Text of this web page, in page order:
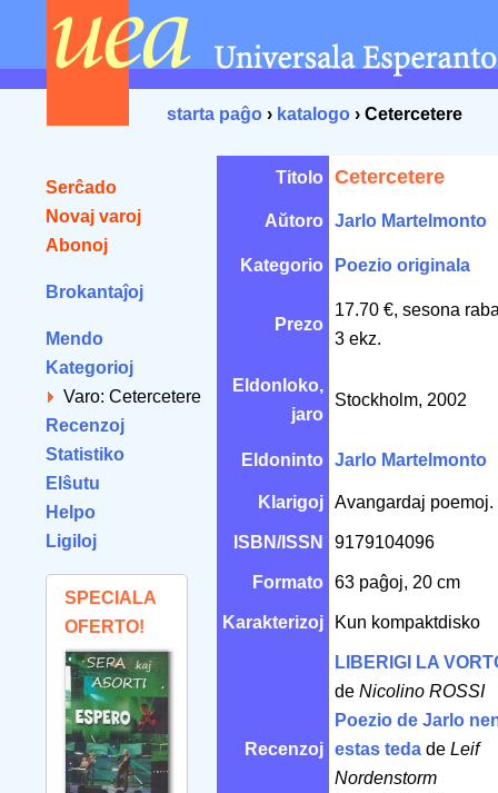
starta paĝo › katalogo › Cetercetere
Serĉado
Novaj varoj
Abonoj
Brokantaĵoj
Mendo
Kategorioj
Varo: Cetercetere
Recenzoj
Statistiko
Elŝutu
Helpo
Ligiloj
SPECIALA
OFERTO!
Titolo Cetercetere
Aŭtoro Jarlo Martelmonto
Kategorio Poezio originala
Prezo
17.70 €, sesona
3 ekz.
Eldonloko,
jaro
Stockholm, 2002
Eldoninto Jarlo Martelmonto
Klarigoj Avangardaj poemoj.
ISBN/ISSN 9179104096
Formato 63 paĝoj, 20 cm
Karakterizoj Kun kompaktdisko
Recenzoj
LIBERIGI LA
de Nicolino ROSSI
Poezio de Jarlo
estas teda de Leif
Nordenstorm